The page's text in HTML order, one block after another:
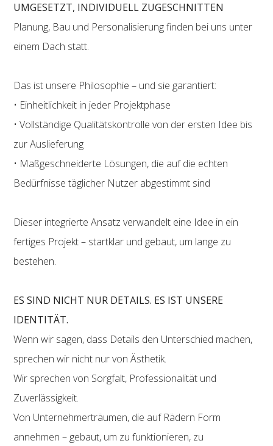
UMGESETZT, INDIVIDUELL ZUGESCHNITTEN
Planung, Bau und Personalisierung finden bei uns unter
einem Dach statt.
Das ist unsere Philosophie – und sie garantiert:
• Einheitlichkeit in jeder Projektphase
• Vollständige Qualitätskontrolle von der ersten Idee bis
zur Auslieferung
• Maßgeschneiderte Lösungen, die auf die echten
Bedürfnisse täglicher Nutzer abgestimmt sind
Dieser integrierte Ansatz verwandelt eine Idee in ein
fertiges Projekt – startklar und gebaut, um lange zu
bestehen.
ES SIND NICHT NUR DETAILS. ES IST UNSERE
IDENTITÄT.
Wenn wir sagen, dass Details den Unterschied machen,
sprechen wir nicht nur von Ästhetik.
Wir sprechen von Sorgfalt, Professionalität und
Zuverlässigkeit.
Von Unternehmerträumen, die auf Rädern Form
annehmen – gebaut, um zu funktionieren, zu